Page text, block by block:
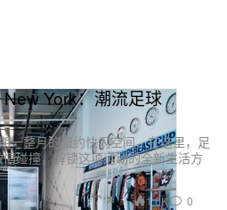
York：潮流足球
一整月的纽约快闪空间，在这里，足
碰撞，解锁这项运动的全新生活方
1.6K 0